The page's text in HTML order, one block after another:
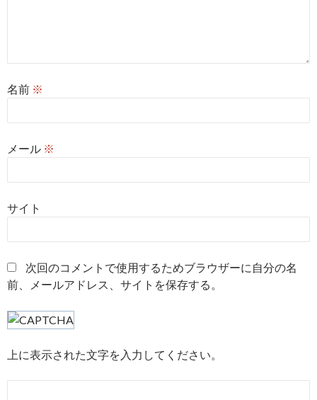
名前 ※
メール ※
サイト
次回のコメントで使用するためブラウザーに自分の名
前、メールアドレス、サイトを保存する。
上に表示された文字を入力してください。